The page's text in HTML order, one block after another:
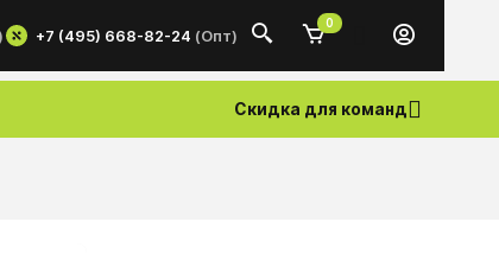
+7 (495) 668-82-24 (Опт)
0
Скидка для команд